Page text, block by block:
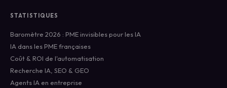
STATISTIQUES
Baromètre 2026 : PME invisibles pour les IA
IA dans les PME françaises
Coût & ROI de l'automatisation
Recherche IA, SEO & GEO
Agents IA en entreprise